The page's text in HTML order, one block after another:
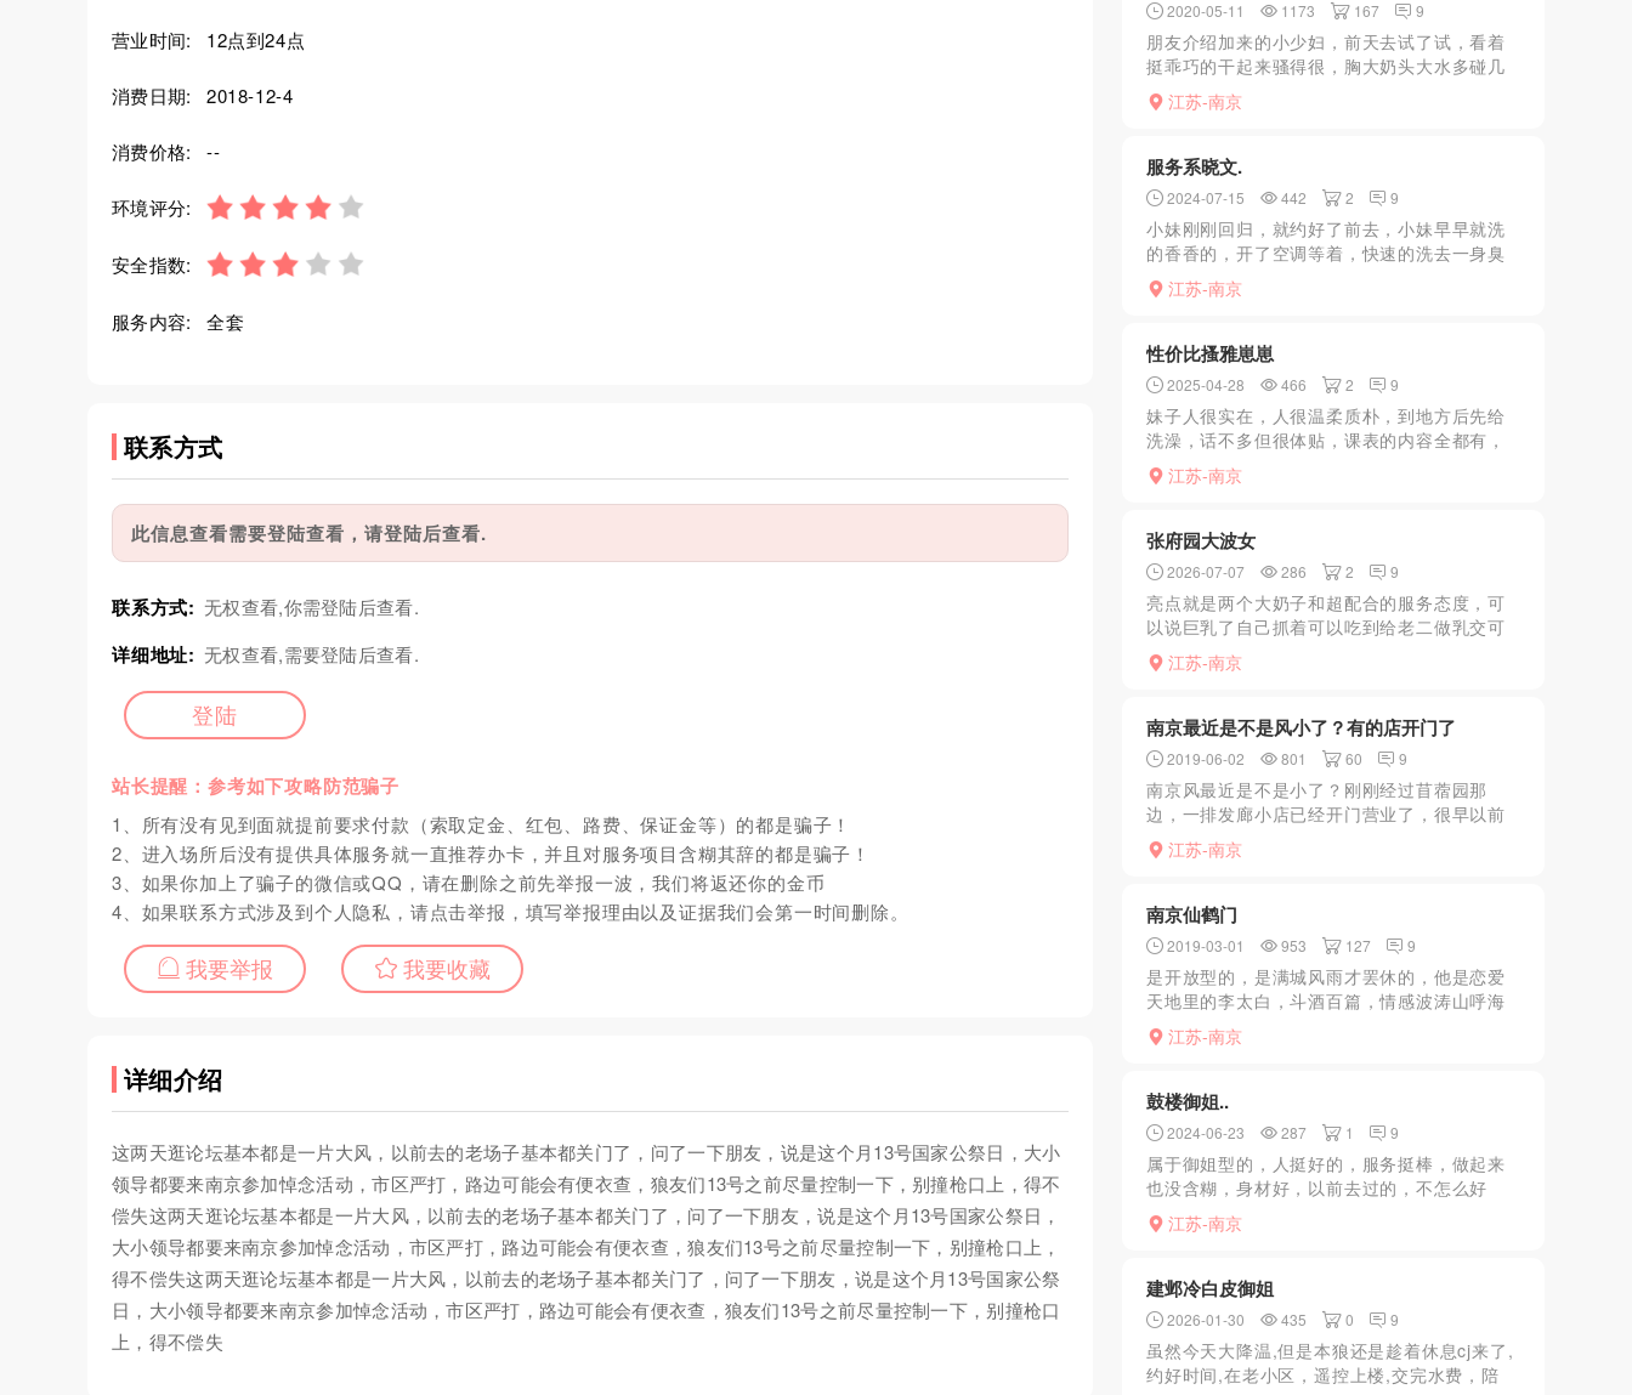
营业时间: 12点到24点
消费日期: 2018-12-4
消费价格: --
环境评分:
安全指数:
服务内容: 全套
联系方式
此信息查看需要登陆查看，请登陆后查看.
联系方式: 无权查看,你需登陆后查看.
详细地址: 无权查看,需要登陆后查看.
登陆
站长提醒：参考如下攻略防范骗子
1、所有没有见到面就提前要求付款（索取定金、红包、路费、保证金等）的都是骗子！
2、进入场所后没有提供具体服务就一直推荐办卡，并且对服务项目含糊其辞的都是骗子！
3、如果你加上了骗子的微信或QQ，请在删除之前先举报一波，我们将返还你的金币
4、如果联系方式涉及到个人隐私，请点击举报，填写举报理由以及证据我们会第一时间删除。
我要举报 我要收藏
详细介绍
这两天逛论坛基本都是一片大风，以前去的老场子基本都关门了，问了一下朋友，说是这个月13号国家公祭日，大小
领导都要来南京参加悼念活动，市区严打，路边可能会有便衣查，狼友们13号之前尽量控制一下，别撞枪口上，得不
偿失这两天逛论坛基本都是一片大风，以前去的老场子基本都关门了，问了一下朋友，说是这个月13号国家公祭日，
大小领导都要来南京参加悼念活动，市区严打，路边可能会有便衣查，狼友们13号之前尽量控制一下，别撞枪口上，
得不偿失这两天逛论坛基本都是一片大风，以前去的老场子基本都关门了，问了一下朋友，说是这个月13号国家公祭
日，大小领导都要来南京参加悼念活动，市区严打，路边可能会有便衣查，狼友们13号之前尽量控制一下，别撞枪口
上，得不偿失
2020-05-11 1173 167 9
朋友介绍加来的小少妇，前天去试了试，看着
挺乖巧的干起来骚得很，胸大奶头大水多碰几
下就出水，kouhuo还不错，xiongtui很舒服奶
子大大软软的，叫床声很轻柔叫得我全身酥酥
江苏-南京
服务系晓文.
2024-07-15 442 2 9
小妹刚刚回归，就约好了前去，小妹早早就洗
的香香的，开了空调等着，快速的洗去一身臭
汗，躺在床上让小妹伺候着，服务到位不敷
衍，能做的，该有的都有，一套流程下来，让
江苏-南京
性价比搔雅崽崽
2025-04-28 466 2 9
妹子人很实在，人很温柔质朴，到地方后先给
洗澡，话不多但很体贴，课表的内容全都有，
而且做的很足，可以看得出每一项目都非常认
真细致，力度刚好适合，应该学过的，是有真
江苏-南京
张府园大波女
2026-07-07 286 2 9
亮点就是两个大奶子和超配合的服务态度，可
以说巨乳了自己抓着可以吃到给老二做乳交可
以直接交代非常软！配合度高能舌吻熟女玩的
就是一个态度全程笑嘻嘻的配合姿势和场景，
江苏-南京
南京最近是不是风小了？有的店开门了
2019-06-02 801 60 9
南京风最近是不是小了？刚刚经过苜蓿园那
边，一排发廊小店已经开门营业了，很早以前
去过，有几个妹子还不错，后来就很少去发廊
了。泄火是没问题的，不知道现在安全不安
江苏-南京
南京仙鹤门
2019-03-01 953 127 9
是开放型的，是满城风雨才罢休的，他是恋爱
天地里的李太白，斗酒百篇，情感波涛山呼海
啸，绵绵不绝；而你和我的恋爱，则是内敛性
的，是爱你在心口难开，他是情感原野里的杜
江苏-南京
鼓楼御姐..
2024-06-23 287 1 9
属于御姐型的，人挺好的，服务挺棒，做起来
也没含糊，身材好，以前去过的，不怎么好
约，约了好几次才约到......
江苏-南京
建邺冷白皮御姐
2026-01-30 435 0 9
虽然今天大降温,但是本狼还是趁着休息cj来了,
约好时间,在老小区，遥控上楼,交完水费，陪